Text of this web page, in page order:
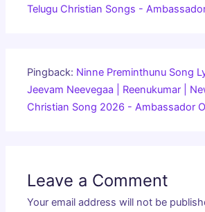
Telugu Christian Songs -
Pingback: Ninne Preminthunu Song
Jeevam Neevegaa | Reenukumar |
Christian Song 2026 - Ambassador
Leave a Comment
Your email address will not be